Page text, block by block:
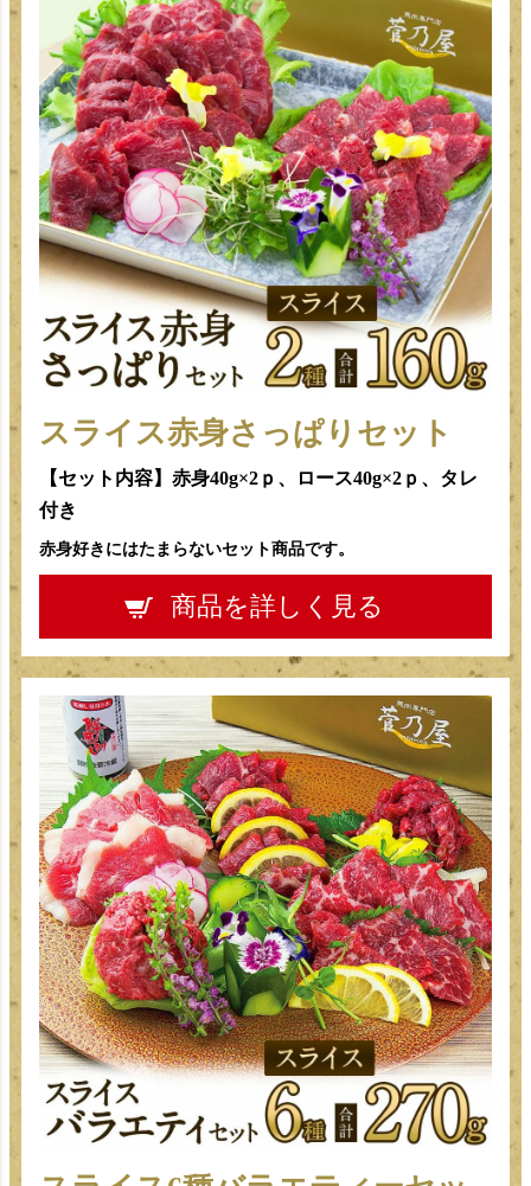
スライス赤身さっぱりセット
【セット内容】赤身40g×2ｐ、ロース40g×2ｐ、タレ
付き
赤身好きにはたまらないセット商品です。
商品を詳しく見る